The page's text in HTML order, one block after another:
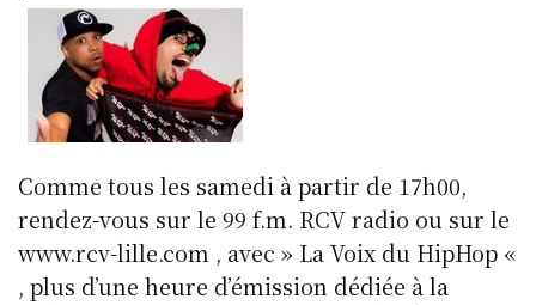
Comme tous les samedi à partir de 17h00,
rendez-vous sur le 99 f.m. RCV radio ou sur le
www.rcv-lille.com , avec » La Voix du HipHop «
, plus d’une heure d’émission dédiée à la